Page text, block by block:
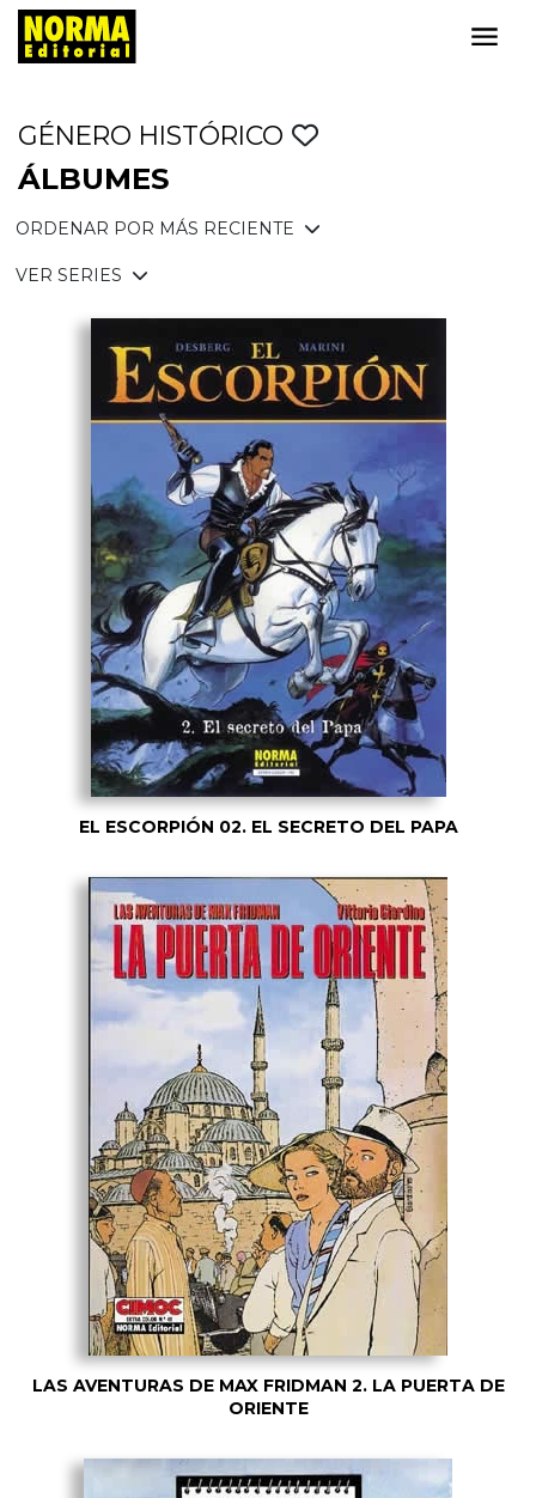
GÉNERO HISTÓRICO
ÁLBUMES
ORDENAR POR MÁS RECIENTE
VER SERIES
EL ESCORPIÓN 02. EL SECRETO DEL PAPA
LAS AVENTURAS DE MAX FRIDMAN 2. LA PUERTA DE
ORIENTE